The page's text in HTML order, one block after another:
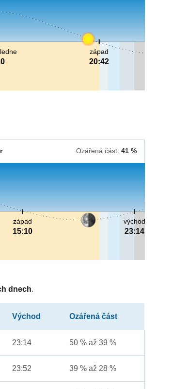
západ
20:42
Ozářená část: 41 %
východ
23:14
západ
15:10
dnech.
Východ Ozářená část
23:14 50 % až 39 %
23:52 39 % až 28 %